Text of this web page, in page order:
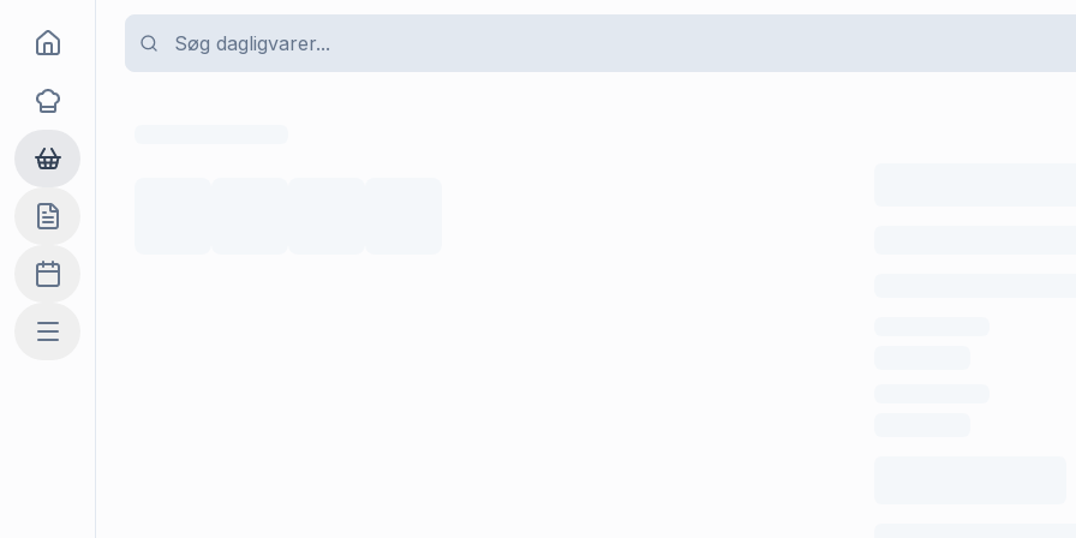
Goma
Opskrifter
Dagligvarer
Indkøbslisten
Madplan
Mere